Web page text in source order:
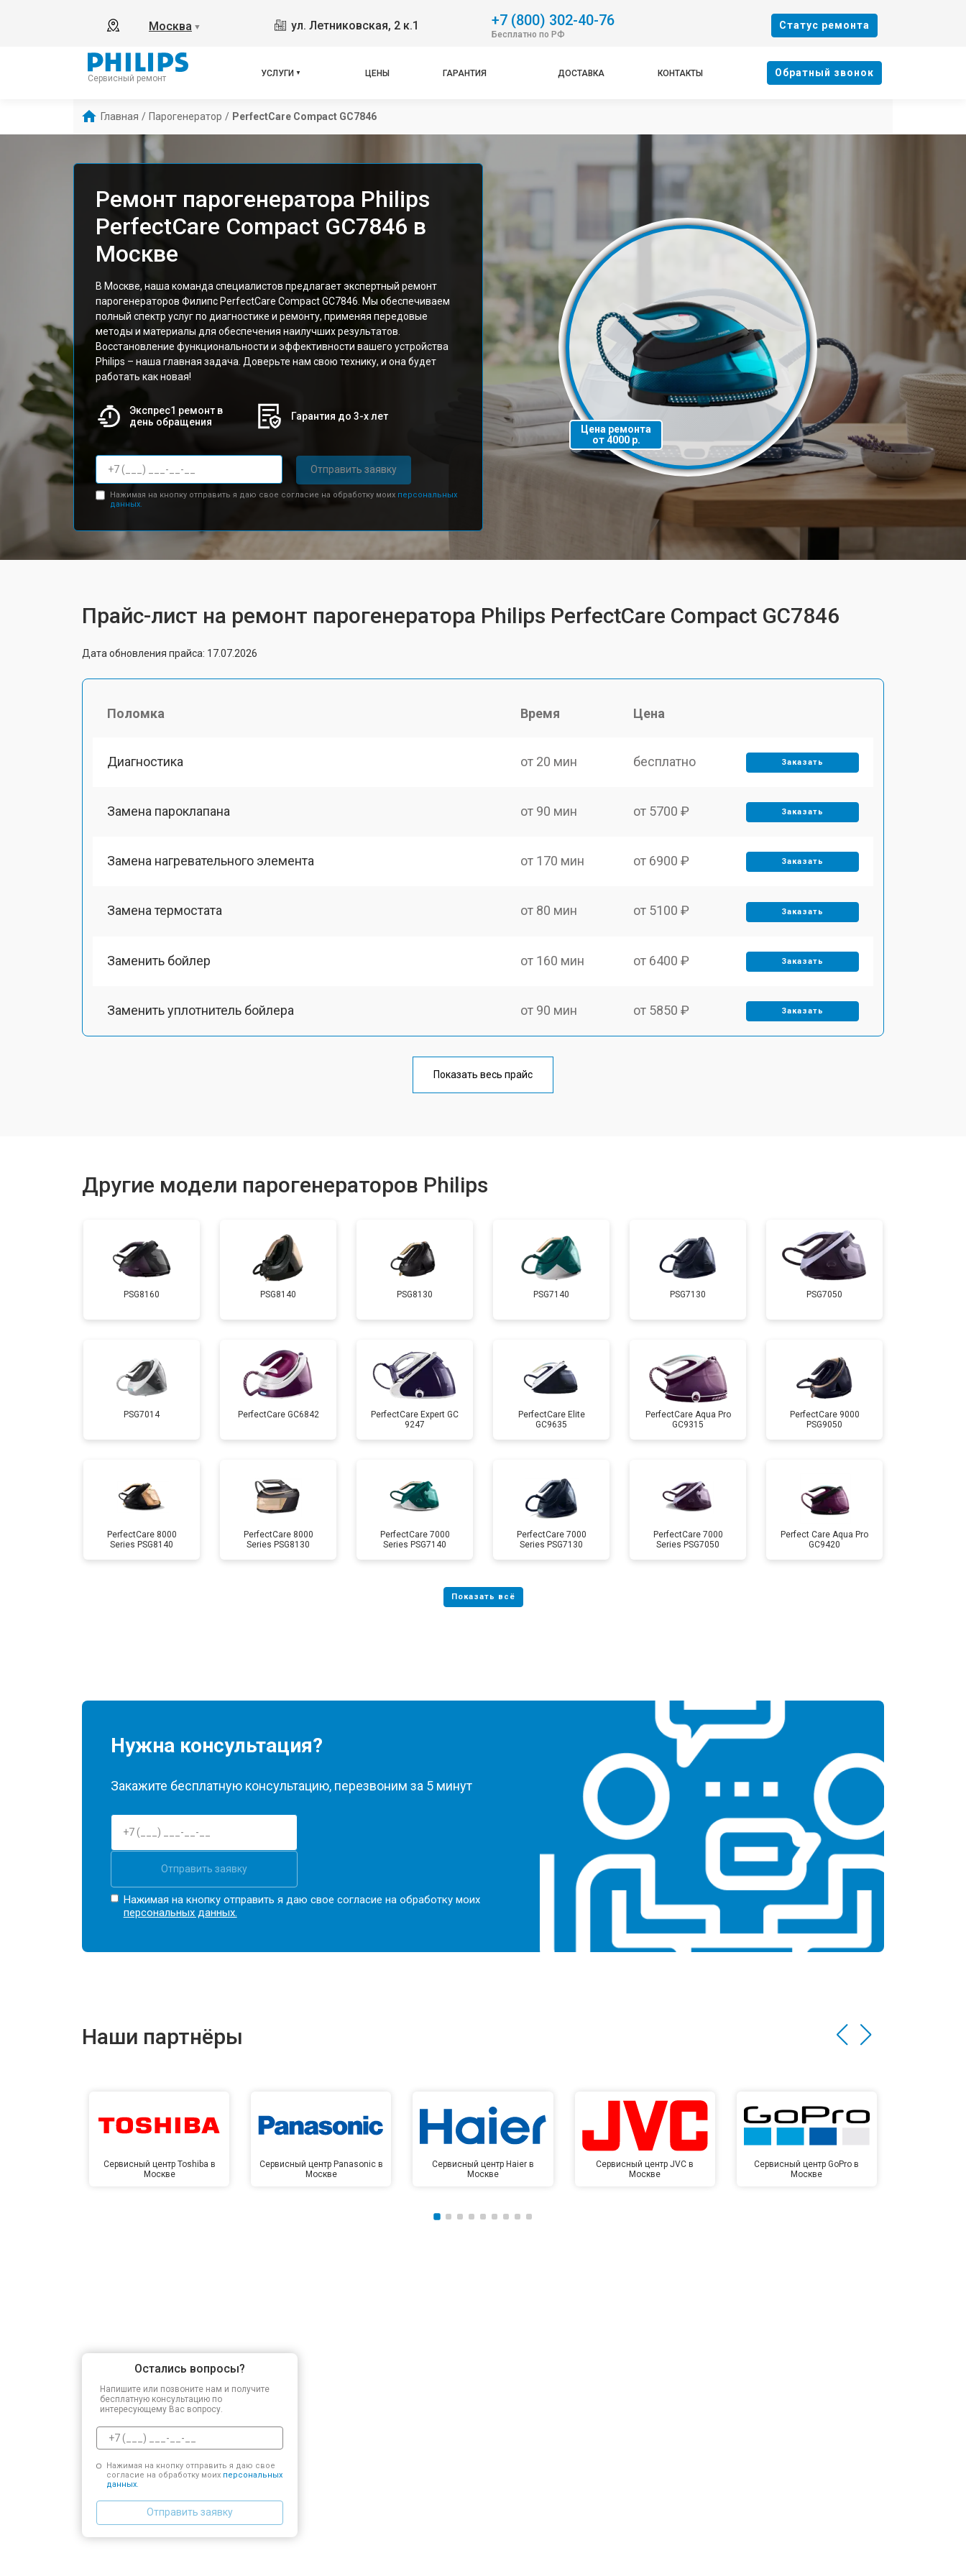
Москва ▼ ул. Летниковская, 2 к.1 +7 (800) 302-40-76
Бесплатно по РФ
Cтатус ремонта
Сервисный ремонт
УСЛУГИ ЦЕНЫ ГАРАНТИЯ ДОСТАВКА КОНТАКТЫ Oбратный звонок
Главная / Парогенератор / PerfectCare Compact GC7846
Ремонт парогенератора Philips
PerfectCare Compact GC7846 в
Москве
В Москве, наша команда специалистов предлагает экспертный ремонт
парогенераторов Филипс PerfectCare Compact GC7846. Мы обеспечиваем
полный спектр услуг по диагностике и ремонту, применяя передовые
методы и материалы для обеспечения наилучших результатов.
Восстановление функциональности и эффективности вашего устройства
Philips – наша главная задача. Доверьте нам свою технику, и она будет
работать как новая!
Экспрес1 ремонт в
день обращения
Гарантия до 3-х лет
Отправить заявку
Нажимая на кнопку отправить я даю свое согласие на обработку моих персональных
данных.
Цена ремонта
от 4000 р.
Прайс-лист на ремонт парогенератора Philips PerfectCare Compact GC7846
Дата обновления прайса: 17.07.2026
Поломка Время Цена
Диагностика от 20 мин бесплатно Заказать
Замена пароклапана от 90 мин от 5700 ₽ Заказать
Замена нагревательного элемента от 170 мин от 6900 ₽ Заказать
Замена термостата от 80 мин от 5100 ₽ Заказать
Заменить бойлер от 160 мин от 6400 ₽ Заказать
Заменить уплотнитель бойлера от 90 мин от 5850 ₽ Заказать
от 110 мин
Замена шнура питания от 140 мин от 5700 ₽ Заказать
Корпусный ремонт (замена резинок, креплений, кнопок) от 110 мин от 4100 ₽ Заказать
Профилактическая чистка от 80 мин от 4700 ₽ Заказать
Показать весь прайс
Другие модели парогенераторов Philips
PSG8160 PSG8140 PSG8130 PSG7140 PSG7130 PSG7050
PSG7014 PerfectCare GC6842
PerfectCare Expert GC
9247
PerfectCare Elite
GC9635
PerfectCare Aqua Pro
GC9315
PerfectCare 9000
PSG9050
PerfectCare 8000
Series PSG8140
PerfectCare 8000
Series PSG8130
PerfectCare 7000
Series PSG7140
PerfectCare 7000
Series PSG7130
PerfectCare 7000
Series PSG7050
Perfect Care Aqua Pro
GC9420
Нужна консультация?
Закажите бесплатную консультацию, перезвоним за 5 минут
Отправить заявку
Нажимая на кнопку отправить я даю свое согласие на обработку моих
персональных данных.
Наши партнёры
Сервисный центр Toshiba в
Москве
Сервисный центр Panasonic в
Москве
Сервисный центр Haier в
Москве
Сервисный центр JVC в
Москве
Сервисный центр GoPro в
Москве
Остались вопросы?
Напишите или позвоните нам и получите
бесплатную консультацию по
интересующему Вас вопросу.
Нажимая на кнопку отправить я даю свое
согласие на обработку моих персональных
данных.
Отправить заявку